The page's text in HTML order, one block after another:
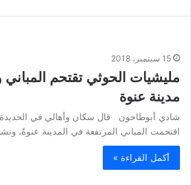
15 سبتمبر، 2018
مليشيات الحوثي تقتحم
مدينة عنوة
شادي أبوطاحون قال سكان وأهالي في الحديدة
اقتحمت المباني المرتفعة في المدينة عنوةً،
أكمل القراءة »